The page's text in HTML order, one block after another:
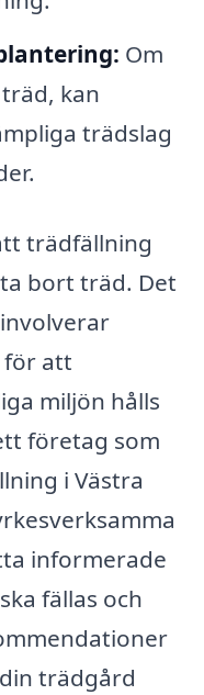
Om
kan
trädslag
trädfällning
bort träd. Det
för att
miljön hålls
företag som
i Västra
informerade
fällas och
trädgård